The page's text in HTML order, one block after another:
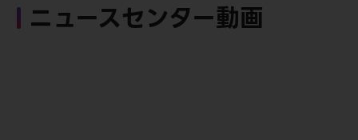
ニュースセンター動画